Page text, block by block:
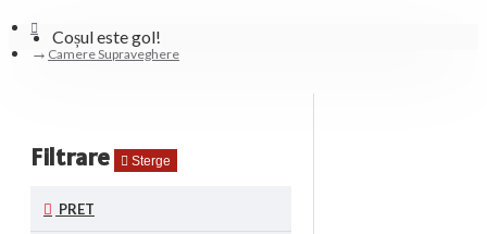
Coșul este gol!
Camere Supraveghere
Filtrare Sterge
PRET